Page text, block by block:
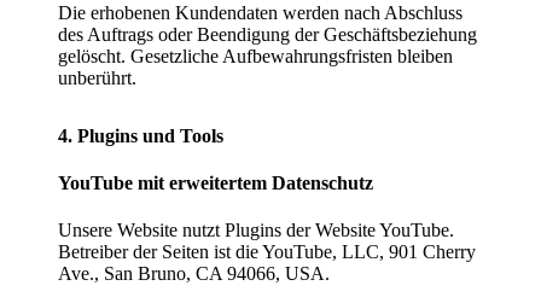
Die erhobenen Kundendaten werden nach Abschluss
des Auftrags oder Beendigung der Geschäftsbeziehung
gelöscht. Gesetzliche Aufbewahrungsfristen bleiben
unberührt.
4. Plugins und Tools
YouTube mit erweitertem Datenschutz
Unsere Website nutzt Plugins der Website YouTube.
Betreiber der Seiten ist die YouTube, LLC, 901 Cherry
Ave., San Bruno, CA 94066, USA.